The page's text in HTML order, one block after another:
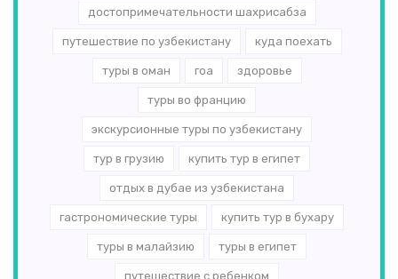
достопримечательности шахрисабза
путешествие по узбекистану куда поехать
туры в оман гоа здоровье
туры во францию
экскурсионные туры по узбекистану
тур в грузию купить тур в египет
отдых в дубае из узбекистана
гастрономические туры купить тур в бухару
туры в малайзию туры в египет
путешествие с ребенком